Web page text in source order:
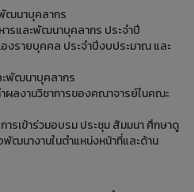
ฒนาบุคลากร
รและพัฒนาบุคลากร ประจำปี
รายบุคคล ประจำปีงบประมาณ และ
พัฒนาบุคลากร
ลงานวิชาการของคณาจารย์ในคณะ
รเข้าร่วมอบรม ประชุม สัมมนา ศึกษาดู
พัฒนางานในตำแหน่งหน้าที่และด้าน